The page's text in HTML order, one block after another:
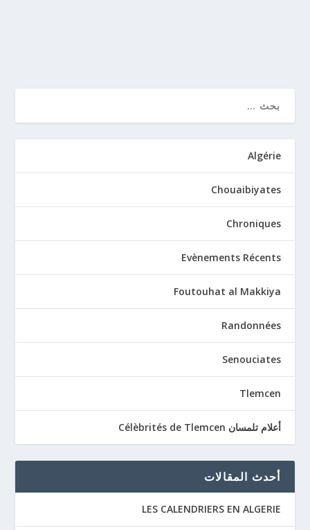
Algérie
Chouaibiyates
Chroniques
Evènements Récents
Foutouhat al Makkiya
Randonnées
Senouciates
Tlemcen
أعلام تلمسان Célèbrités de Tlemcen
أحدث المقالات
LES CALENDRIERS EN ALGERIE